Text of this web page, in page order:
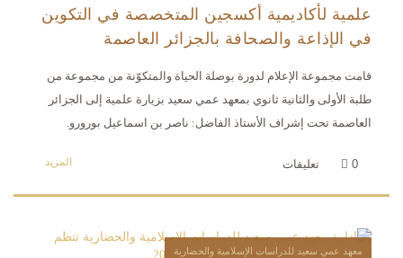
علمية لأكاديمية أكسجين المتخصصة في التكوين
في الإذاعة والصحافة بالجزائر العاصمة
قامت مجموعة الإعلام لدورة بوصلة الحياة والمتكوّنة من مجموعة من
طلبة الأولى والثانية ثانوي بمعهد عمي سعيد بزيارة علمية إلى الجزائر
العاصمة تحت إشراف الأستاذ الفاضل: ناصر بن اسماعيل بورورو.
المزيد 0 تعليقات
معهد عمي سعيد للدراسات الإسلامية والحضارية